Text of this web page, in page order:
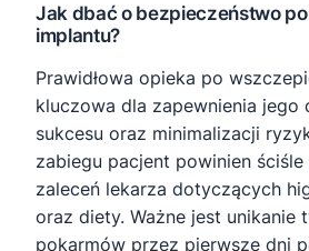
Jak dbać o bezpieczeństwo
implantu?
Prawidłowa opieka po
kluczowa dla zapewnienia jego
sukcesu oraz minimalizacji
zabiegu pacjent powinien
zaleceń lekarza dotyczących
oraz diety. Ważne jest unikanie
pokarmów przez pierwsze dni